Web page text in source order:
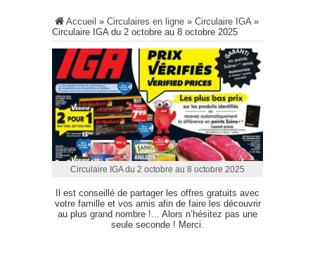
Accueil » Circulaires en ligne » Circulaire IGA»
Circulaire IGA du 2 octobre au 8 octobre 2025
Circulaire IGA du 2 octobre au 8 octobre 2025
Il est conseillé de partager les offres gratuits avec
votre famille et vos amis afin de faire les découvrir
au plus grand nombre !... Alors n’hésitez pas une
seule seconde ! Merci.